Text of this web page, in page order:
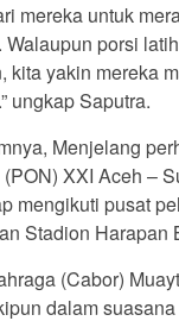
mereka untuk
porsi
kita yakin mereka
ungkap Saputra.
Menjelang
XXI Aceh –
mengikuti pusat
Stadion Harapan
(Cabor)
dalam